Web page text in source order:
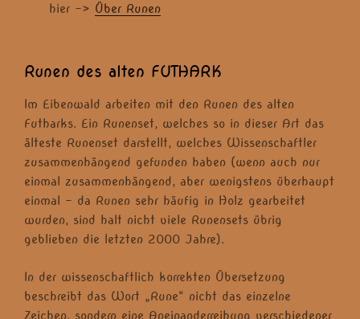
hier -> Über Runen
Runen des alten FUTHARK
Im Eibenwald arbeiten mit den Runen des alten
Futharks. Ein Runenset, welches so in dieser Art das
älteste Runenset darstellt, welches Wissenschaftler
zusammenhängend gefunden haben (wenn auch nur
einmal zusammenhängend, aber wenigstens überhaupt
einmal – da Runen sehr häufig in Holz gearbeitet
wurden, sind halt nicht viele Runensets übrig
geblieben die letzten 2000 Jahre).
In der wissenschaftlich korrekten Übersetzung
beschreibt das Wort „Rune“ nicht das einzelne
Zeichen, sondern eine Aneinanderreihung verschiedener